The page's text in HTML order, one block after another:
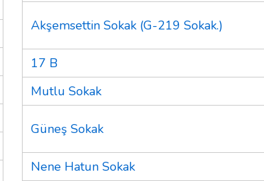
Akşemsettin Sokak (G-219 Sokak.)
17 B
Mutlu Sokak
Güneş Sokak
Nene Hatun Sokak